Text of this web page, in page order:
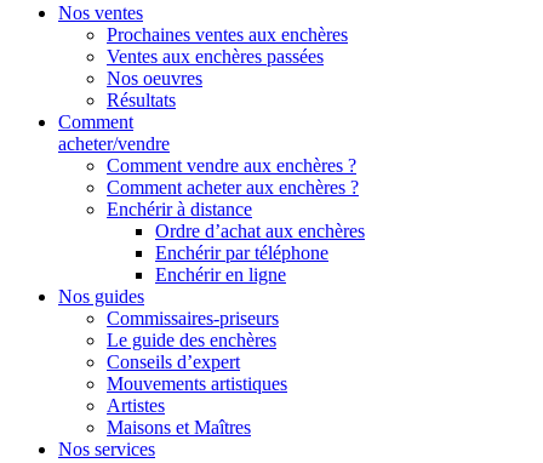
Nos ventes
Prochaines ventes aux enchères
Ventes aux enchères passées
Nos oeuvres
Résultats
Comment
acheter/vendre
Comment vendre aux enchères ?
Comment acheter aux enchères ?
Enchérir à distance
Ordre d’achat aux enchères
Enchérir par téléphone
Enchérir en ligne
Nos guides
Commissaires-priseurs
Le guide des enchères
Conseils d’expert
Mouvements artistiques
Artistes
Maisons et Maîtres
Nos services